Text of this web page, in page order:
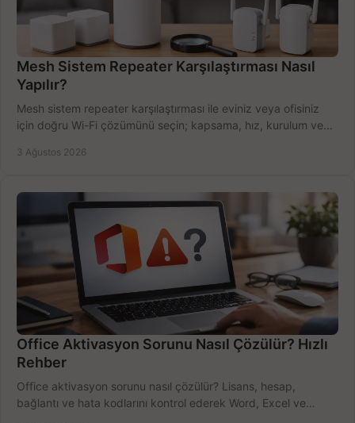
Mesh Sistem Repeater Karşılaştırması Nasıl
Yapılır?
Mesh sistem repeater karşılaştırması ile eviniz veya ofisiniz
için doğru Wi-Fi çözümünü seçin; kapsama, hız, kurulum ve
3 Ağustos 2026
Office Aktivasyon Sorunu Nasıl Çözülür? Hızlı
Rehber
Office aktivasyon sorunu nasıl çözülür? Lisans, hesap,
bağlantı ve hata kodlarını kontrol ederek Word, Excel ve